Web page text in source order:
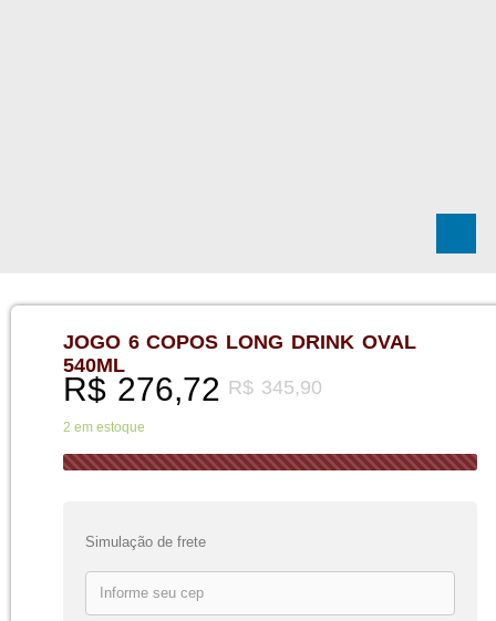
JOGO 6 COPOS LONG DRINK OVAL
540ML
R$345,90
R$276,72
2 em estoque
Simulação de frete